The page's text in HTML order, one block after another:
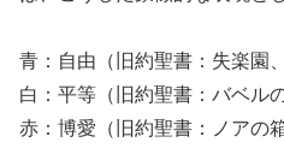
青：自由（旧約聖書：失楽園
白：平等（旧約聖書：バベル
赤：博愛（旧約聖書：ノアの